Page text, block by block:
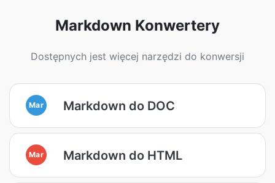
Markdown Konwertery
Dostępnych jest więcej narzędzi do konwersji
Mar Markdown do DOC
Mar Markdown do HTML